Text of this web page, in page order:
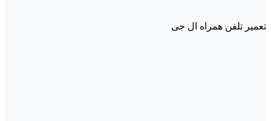
تعمیر تلفن همراه ال جی